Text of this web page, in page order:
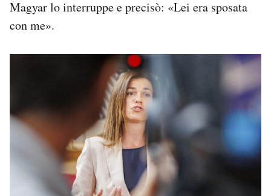
Magyar lo interruppe e precisò: «Lei era sposata
con me».